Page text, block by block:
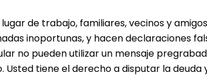
lugar de trabajo, familiares, vecinos y
inoportunas, y hacen declaraciones
no pueden utilizar un mensaje
Usted tiene el derecho a disputar la deuda